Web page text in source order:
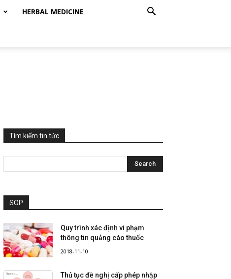
HERBAL MEDICINE
Tìm kiếm tin tức
SOP
Quy trình xác định vi phạm
thông tin quảng cáo thuốc
2018-11-10
Thủ tục đề nghị cấp phép nhập